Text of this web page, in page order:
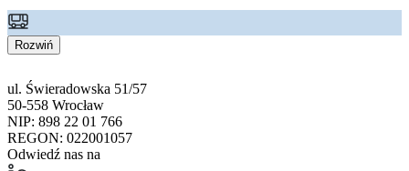
Rozwiń
ul. Świeradowska 51/57
50-558 Wrocław
NIP: 898 22 01 766
REGON: 022001057
Odwiedź nas na